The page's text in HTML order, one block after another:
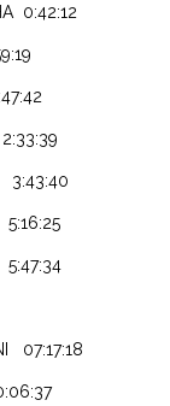
0:42:12
07:17:18